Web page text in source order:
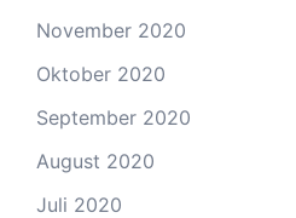
November 2020
Oktober 2020
September 2020
August 2020
Juli 2020